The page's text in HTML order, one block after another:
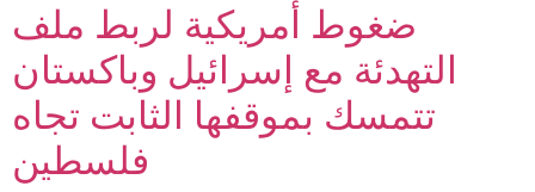
ضغوط أمريكية لربط ملف
التهدئة مع إسرائيل وباكستان
تتمسك بموقفها الثابت تجاه
فلسطين